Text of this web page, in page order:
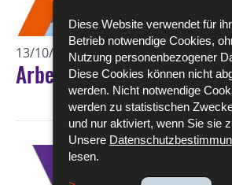
Diese Website verwendet für
Betrieb notwendige Cookies,
Nutzung personenbezogener
Diese Cookies können nicht
werden. Nicht notwendige
werden zu statistischen
und nur aktiviert, wenn Sie sie
Unsere
lesen.
Arbeitsbedingungen
13/10/2024 KONFERENZEN